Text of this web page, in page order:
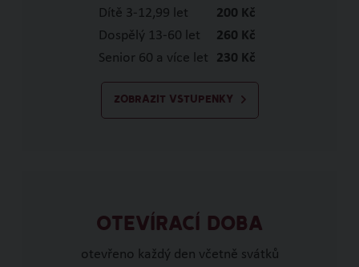
Dítě 3-12,99 let
200 Kč
Dospělý 13-60 let
260 Kč
Senior 60 a více let
230 Kč
ZOBRAZIT VSTUPENKY
OTEVÍRACÍ DOBA
otevřeno každý den včetně svátků